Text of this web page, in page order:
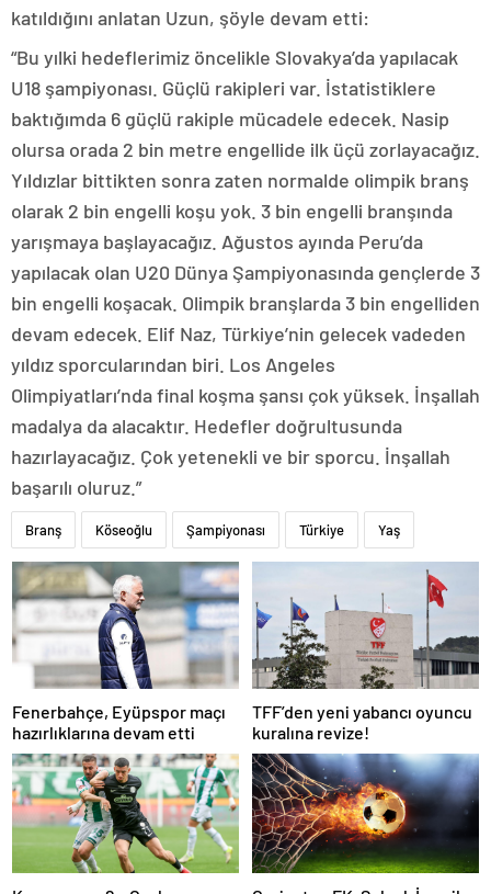
katıldığını anlatan Uzun, şöyle devam etti:
“Bu yılki hedeflerimiz öncelikle Slovakya’da yapılacak
U18 şampiyonası. Güçlü rakipleri var. İstatistiklere
baktığımda 6 güçlü rakiple mücadele edecek. Nasip
olursa orada 2 bin metre engellide ilk üçü zorlayacağız.
Yıldızlar bittikten sonra zaten normalde olimpik branş
olarak 2 bin engelli koşu yok. 3 bin engelli branşında
yarışmaya başlayacağız. Ağustos ayında Peru’da
yapılacak olan U20 Dünya Şampiyonasında gençlerde 3
bin engelli koşacak. Olimpik branşlarda 3 bin engelliden
devam edecek. Elif Naz, Türkiye’nin gelecek vadeden
yıldız sporcularından biri. Los Angeles
Olimpiyatları’nda final koşma şansı çok yüksek. İnşallah
madalya da alacaktır. Hedefler doğrultusunda
hazırlayacağız. Çok yetenekli ve bir sporcu. İnşallah
başarılı oluruz.”
Branş Köseoğlu Şampiyonası Türkiye Yaş
Fenerbahçe, Eyüpspor maçı
hazırlıklarına devam etti
TFF’den yeni yabancı oyuncu
kuralına revize!